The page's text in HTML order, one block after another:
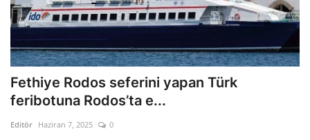
Fethiye Rodos seferini yapan Türk
feribotuna Rodos’ta e...
Editör Haziran 7, 2025 0